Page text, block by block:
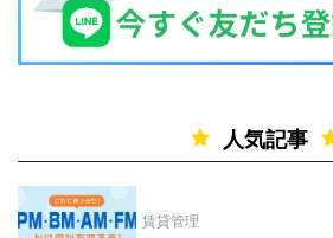
人気記事
賃貸管理